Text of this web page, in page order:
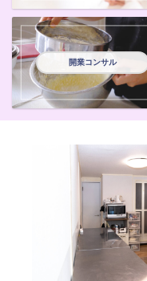
開業コンサル